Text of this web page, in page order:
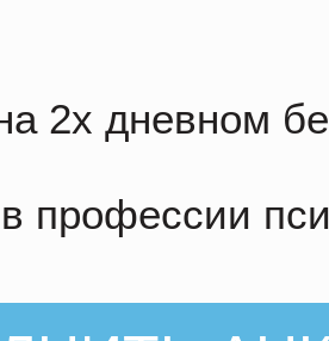
2х дневном
профессии